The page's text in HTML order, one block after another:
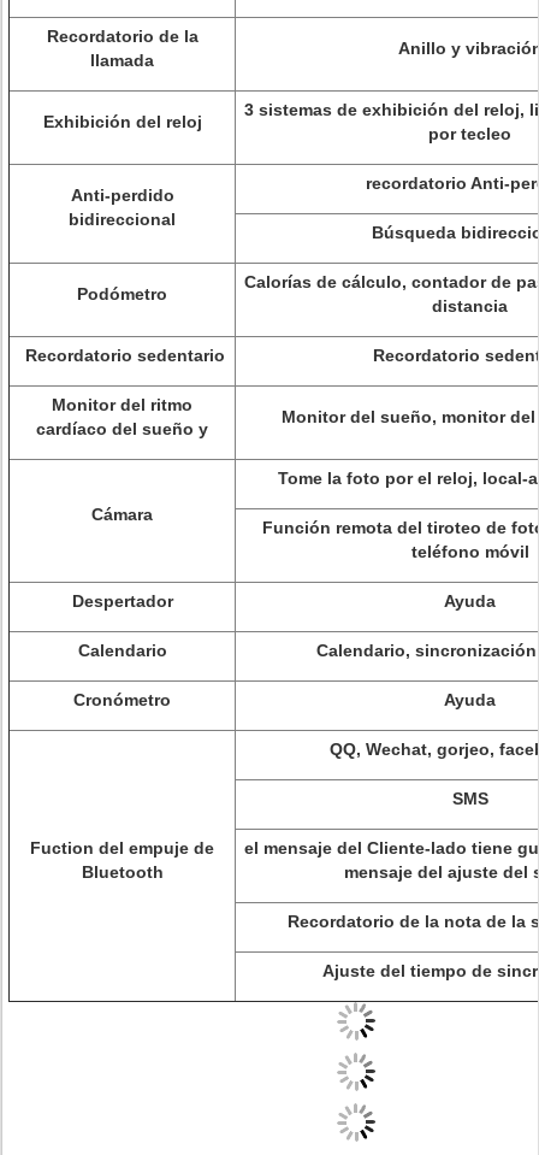
Recordatorio de la
llamada
Anillo y
Exhibición del reloj
3 sistemas de exhibición del reloj,
por tecleo
Anti-perdido
bidireccional
recordatorio Anti-
Búsqueda
Podómetro
Calorías de cálculo, contador de
distancia
Recordatorio sedentario Recordatorio
Monitor del ritmo
cardíaco del sueño y
Monitor del sueño, monitor
Cámara
Tome la foto por el reloj, local-
Función remota del tiroteo de
teléfono móvil
Despertador Ayuda
Calendario Calendario,
Cronómetro Ayuda
Fuction del empuje de
Bluetooth
QQ, Wechat, gorjeo,
SMS
el mensaje del Cliente-lado tiene
mensaje del ajuste del
Recordatorio de la nota de la
Ajuste del tiempo de